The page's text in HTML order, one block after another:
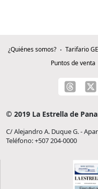
¿Quiénes somos? Tarifario
Puntos de venta
© 2019 La Estrella de
C/ Alejandro A. Duque G. -
Teléfono: +507 204-0000